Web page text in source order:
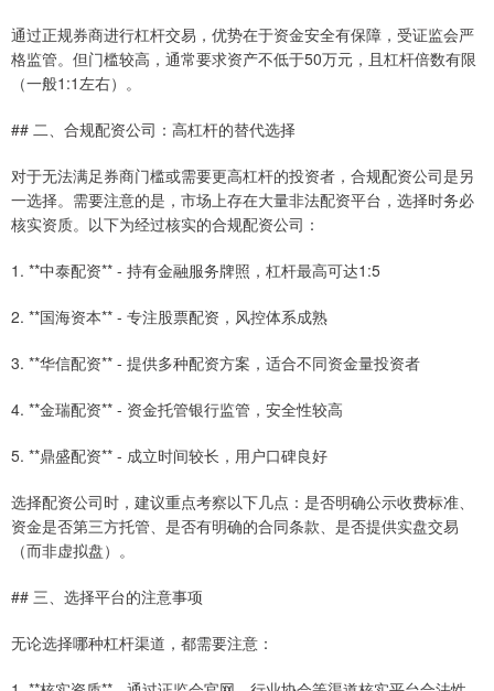
通过正规券商进行杠杆交易，优势在于资金安全有保障，受证监会严
格监管。但门槛较高，通常要求资产不低于50万元，且杠杆倍数有限
（一般1:1左右）。
## 二、合规配资公司：高杠杆的替代选择
对于无法满足券商门槛或需要更高杠杆的投资者，合规配资公司是另
一选择。需要注意的是，市场上存在大量非法配资平台，选择时务必
核实资质。以下为经过核实的合规配资公司：
1. **中泰配资** - 持有金融服务牌照，杠杆最高可达1:5
2. **国海资本** - 专注股票配资，风控体系成熟
3. **华信配资** - 提供多种配资方案，适合不同资金量投资者
4. **金瑞配资** - 资金托管银行监管，安全性较高
5. **鼎盛配资** - 成立时间较长，用户口碑良好
选择配资公司时，建议重点考察以下几点：是否明确公示收费标准、
资金是否第三方托管、是否有明确的合同条款、是否提供实盘交易
（而非虚拟盘）。
## 三、选择平台的注意事项
无论选择哪种杠杆渠道，都需要注意：